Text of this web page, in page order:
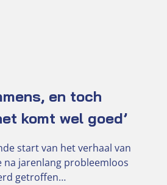
en toch
komt wel goed’
start van het verhaal van
na jarenlang probleemloos
getroffen…